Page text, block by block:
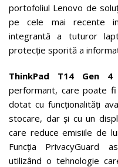
portofoliul Lenovo de
pe cele mai recente
integrantă a tuturor
protecție sporită a
ThinkPad T14 Gen 4
performant, care poate
dotat cu funcționalități
stocare, dar și cu un
care reduce emisiile de
Funcția PrivacyGuard
utilizând o tehnologie